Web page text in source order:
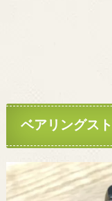
ベアリングス